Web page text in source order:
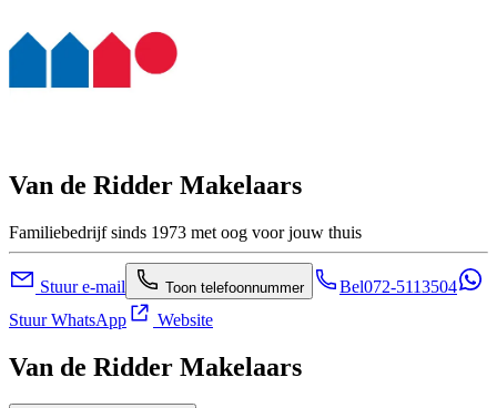
Van de Ridder Makelaars
Familiebedrijf sinds 1973 met oog voor jouw thuis
Stuur e-mail Toon telefoonnummer Bel072-5113504
Stuur WhatsApp
Website
Van de Ridder Makelaars